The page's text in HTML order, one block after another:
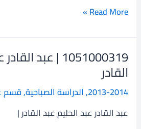
Read More »
1051000319 | عبد
القادر
2013-2014
, الدراسة الصباحية,قسم
عبد القادر عبد الحليم عبد القادر |
1051000319
|
عبد
القادر
الحليم